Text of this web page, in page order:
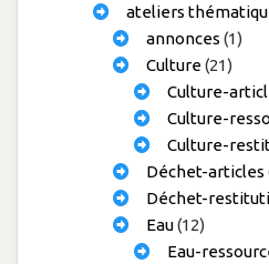
ateliers
annonces (1)
Culture(21)
Culture-
Culture-
Culture-
Déchet-articles
Déchet-
Eau(12)
Eau-